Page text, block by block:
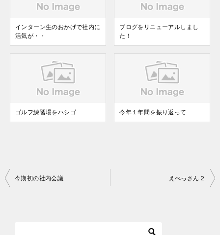
インターン生のおかげで社内に
活気が・・
ブログをリニューアルしまし
た！
ゴルフ練習場をハシゴ 今年１年間を振り返って
投
今期初の社内会議 えべっさん２